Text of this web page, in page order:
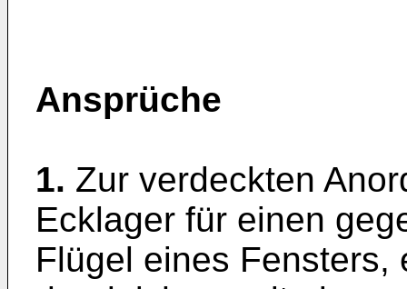
Ansprüche
1. Zur verdeckten
Ecklager für einen
Flügel eines Fensters,